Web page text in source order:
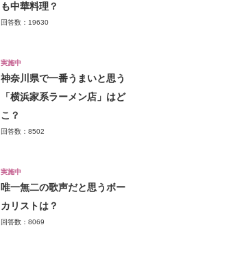
も中華料理？
回答数：19630
実施中
神奈川県で一番うまいと思う
「横浜家系ラーメン店」はど
こ？
回答数：8502
実施中
唯一無二の歌声だと思うボー
カリストは？
回答数：8069